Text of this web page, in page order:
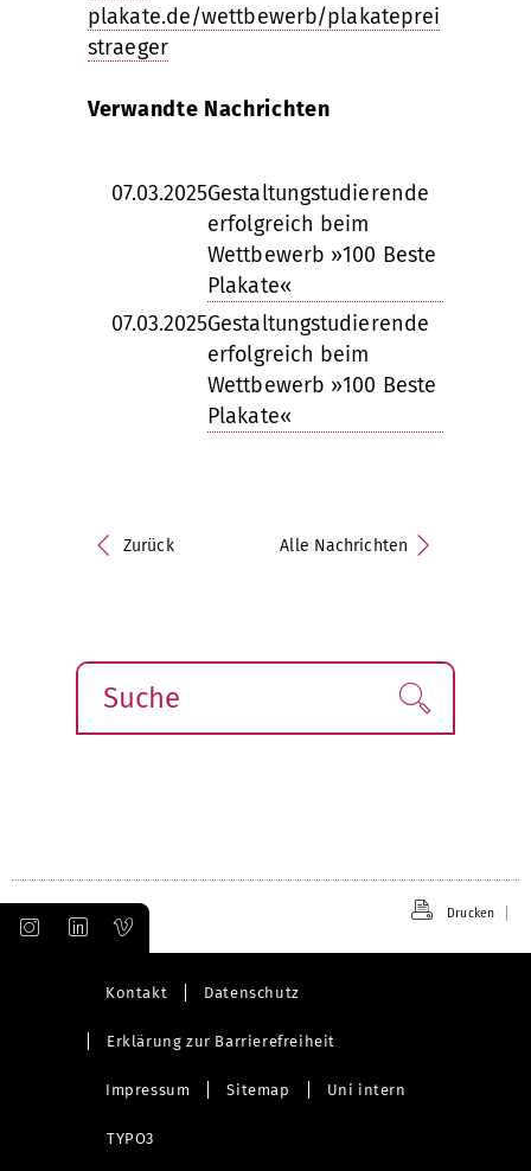
plakate.de/wettbewerb/plakateprei
straeger
Verwandte Nachrichten
07.03.2025Gestaltungstudierende
erfolgreich beim
Wettbewerb »100 Beste
Plakate«
07.03.2025Gestaltungstudierende
erfolgreich beim
Wettbewerb »100 Beste
Plakate«
Zurück Alle Nachrichten
Suche Finden!
Drucken
Kontakt Datenschutz
Erklärung zur Barrierefreiheit
Impressum Sitemap Uni intern
TYPO3